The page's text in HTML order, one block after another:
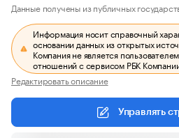
Данные получены из публичных
Информация носит справочный
основании данных из открытых
Компания не является
отношений с сервисом РБК
Редактировать описание
Управлять